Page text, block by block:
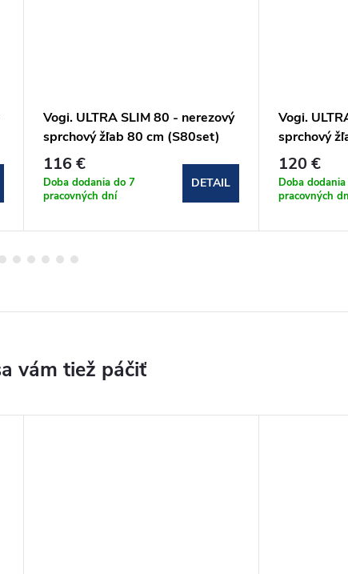
Vogi. ULTRA SLIM 80 - nerezový
sprchový žľab 80 cm (S80set)
116 €
Doba dodania do 7
pracovných dní
DETAIL
Vogi.
sprchový
120 €
Doba
pracovných